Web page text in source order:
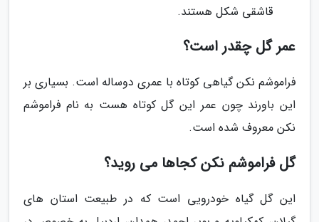
قاشقی شکل هستند.
عمر گل چقدر است؟
فراموشم نکن گیاهی کوتاه با عمری دوساله است. بسیاری بر
این باورند چون عمر این گل کوتاه هست به نام فراموشم
نکن معروف شده است.
گل فراموشم نکن کجاها می روید؟
این گل گیاه خودرویی است که در طبیعت استان های